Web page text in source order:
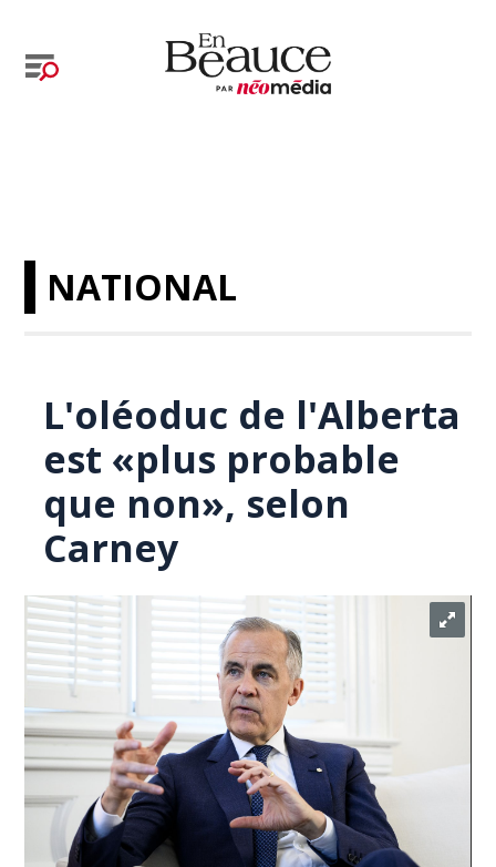
NATIONAL
L'oléoduc de l'Alberta
est «plus probable
que non», selon
Carney